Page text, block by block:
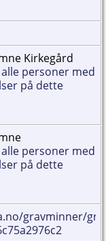
Kirkegård
gravminner/